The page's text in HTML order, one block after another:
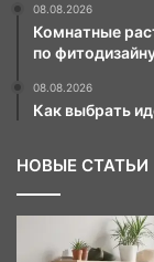
08.08.2026
Комнатные
по
08.08.2026
Как выбрать
НОВЫЕ СТАТЬИ